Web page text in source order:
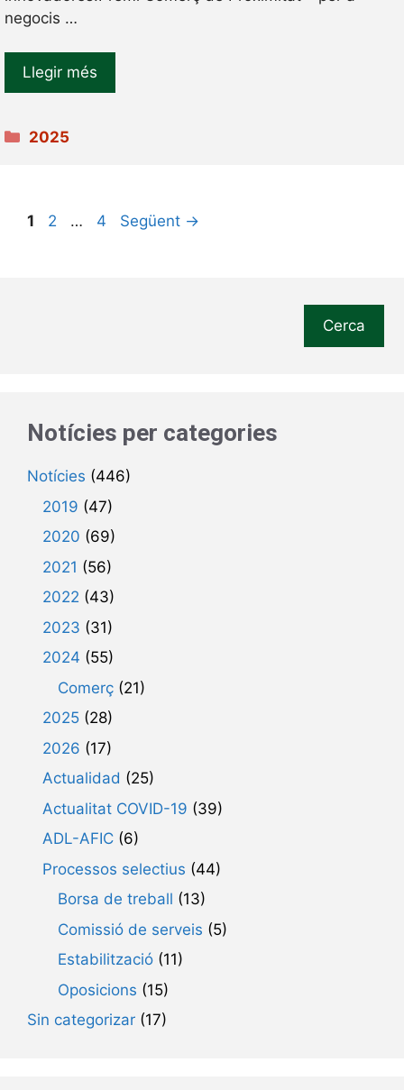
negocis …
Llegir més
Categories
2025
Pàgina
1 Pàgina
2 … Pàgina
4 Següent →
Cerca
Notícies per categories
Notícies (446)
2019 (47)
2020 (69)
2021 (56)
2022 (43)
2023 (31)
2024 (55)
Comerç (21)
2025 (28)
2026 (17)
Actualidad (25)
Actualitat COVID-19 (39)
ADL-AFIC (6)
Processos selectius (44)
Borsa de treball (13)
Comissió de serveis (5)
Estabilització (11)
Oposicions (15)
Sin categorizar (17)